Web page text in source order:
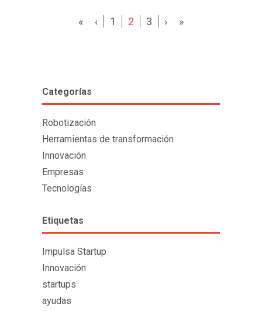
« ‹ 1 2 3 › »
Categorías
Robotización
Herramientas de transformación
Innovación
Empresas
Tecnologías
Etiquetas
Impulsa Startup
Innovación
startups
ayudas